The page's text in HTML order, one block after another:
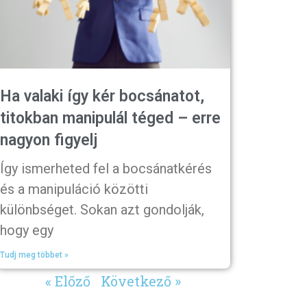
Ha valaki így kér bocsánatot,
titokban manipulál téged – erre
nagyon figyelj
Így ismerheted fel a bocsánatkérés
és a manipuláció közötti
különbséget. Sokan azt gondolják,
hogy egy
Tudj meg többet »
« Előző Következő »